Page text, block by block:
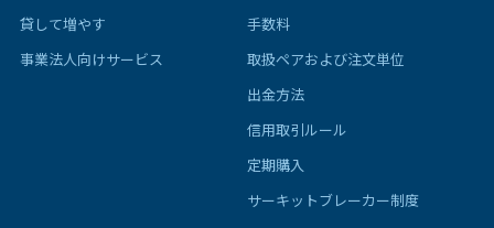
貸して増やす
事業法人向けサービス
手数料
取扱ペアおよび注文単位
出金方法
信用取引ルール
定期購入
サーキットブレーカー制度